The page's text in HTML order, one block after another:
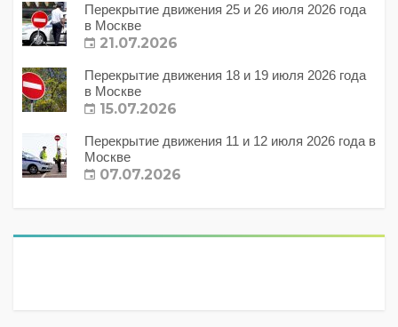
Перекрытие движения 25 и 26 июля 2026 года
в Москве
21.07.2026
Перекрытие движения 18 и 19 июля 2026 года
в Москве
15.07.2026
Перекрытие движения 11 и 12 июля 2026 года в
Москве
07.07.2026